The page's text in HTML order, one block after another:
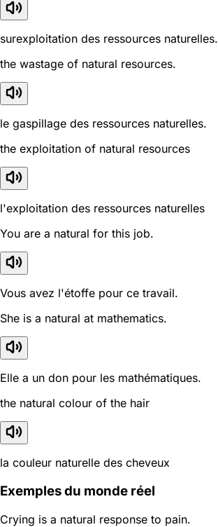
surexploitation des ressources naturelles.
the wastage of natural resources.
le gaspillage des ressources naturelles.
the exploitation of natural resources
l'exploitation des ressources naturelles
You are a natural for this job.
Vous avez l'étoffe pour ce travail.
She is a natural at mathematics.
Elle a un don pour les mathématiques.
the natural colour of the hair
la couleur naturelle des cheveux
Exemples du monde réel
Crying is a natural response to pain.